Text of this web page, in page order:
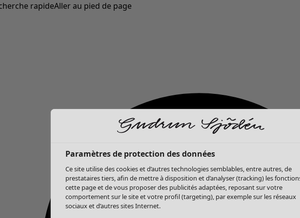
rapideAller au pied de page
Paramètres de protection des données
Ce site utilise des cookies et d’autres technologies semblables, entre autres, de
prestataires tiers, afin de mettre à disposition et d’analyser (tracking) les
cette page et de vous proposer des publicités adaptées, reposant sur votre
comportement sur le site et votre profil (targeting), par exemple sur les réseaux
sociaux et d’autres sites Internet.